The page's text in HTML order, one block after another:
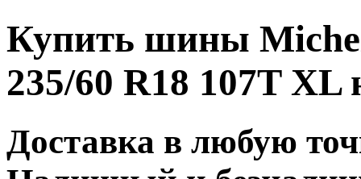
Купить шины
235/60 R18 107T XL
Доставка в любую